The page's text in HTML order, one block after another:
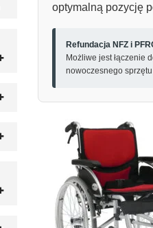
optymalną pozycję
Refundacja NFZ i
Możliwe jest łączenie
nowoczesnego sprzętu